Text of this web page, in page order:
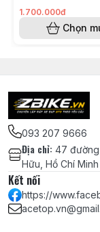
✅ Gia công
Người cần thay
Nâng cấp từ đĩa
Tối ưu truyền
groupset
SGS - Chính hãng
1.700.000đ
Chọn
093 207 9666
Địa chỉ: 47 đường
Hữu, Hồ Chí
Kết nối
https://